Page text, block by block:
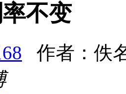
不变
作者：佚